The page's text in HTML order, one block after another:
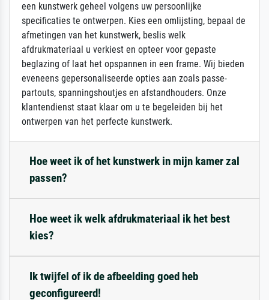
een kunstwerk geheel volgens uw persoonlijke
specificaties te ontwerpen. Kies een omlijsting, bepaal de
afmetingen van het kunstwerk, beslis welk
afdrukmateriaal u verkiest en opteer voor gepaste
beglazing of laat het opspannen in een frame. Wij bieden
eveneens gepersonaliseerde opties aan zoals passe-
partouts, spanningshoutjes en afstandhouders. Onze
klantendienst staat klaar om u te begeleiden bij het
ontwerpen van het perfecte kunstwerk.
Hoe weet ik of het kunstwerk in mijn kamer zal
passen?
Hoe weet ik welk afdrukmateriaal ik het best
kies?
Ik twijfel of ik de afbeelding goed heb
geconfigureerd!